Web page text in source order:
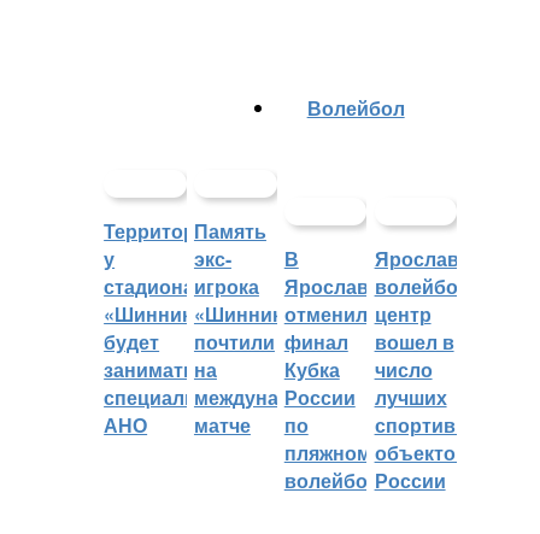
Территорией
у
стадиона
«Шинник»
будет
заниматься
специальное
АНО
Память
экс-
игрока
«Шинника»
почтили
на
международном
матче
Волейбол
В
Ярославле
отменили
финал
Кубка
России
по
пляжному
волейболу
Ярославский
волейбольный
центр
вошел в
число
лучших
спортивных
объектов
России